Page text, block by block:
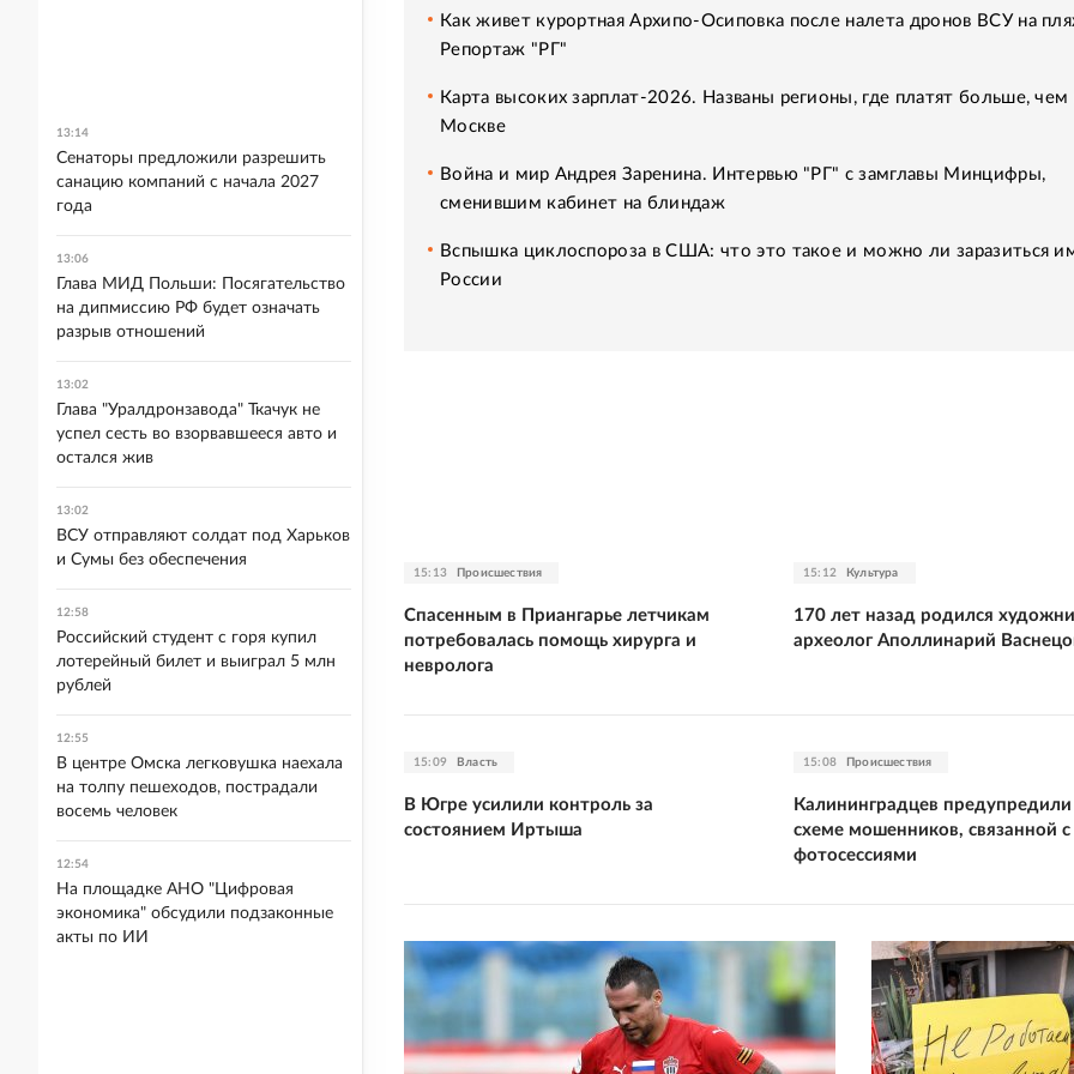
Как живет курортная Архипо-Осиповка после налета дронов ВСУ на
Репортаж "РГ"
Карта высоких зарплат-2026. Названы регионы, где платят больше, чем
Москве
Война и мир Андрея Заренина. Интервью "РГ" с замглавы Минцифры,
сменившим кабинет на блиндаж
Вспышка циклоспороза в США: что это такое и можно ли заразиться
России
15:13 Происшествия
Спасенным в Приангарье летчикам
потребовалась помощь хирурга и
невролога
15:12 Культура
170 лет назад родился
археолог Аполлинарий
15:09 Власть
В Югре усилили контроль за
состоянием Иртыша
15:08 Происшествия
Калининградцев
схеме мошенников, связанной с
фотосессиями
13:14
Сенаторы предложили разрешить
санацию компаний с начала 2027
года
13:06
Глава МИД Польши: Посягательство
на дипмиссию РФ будет означать
разрыв отношений
13:02
Глава "Уралдронзавода" Ткачук не
успел сесть во взорвавшееся авто и
остался жив
13:02
ВСУ отправляют солдат под Харьков
и Сумы без обеспечения
12:58
Российский студент с горя купил
лотерейный билет и выиграл 5 млн
рублей
12:55
В центре Омска легковушка наехала
на толпу пешеходов, пострадали
восемь человек
12:54
На площадке АНО "Цифровая
экономика" обсудили подзаконные
акты по ИИ